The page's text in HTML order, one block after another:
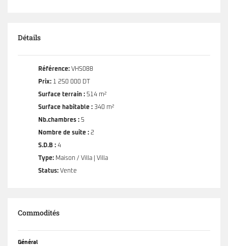
Détails
Référence: VHS088
Prix: 1 250 000 DT
Surface terrain : 514 m²
Surface habitable : 340 m²
Nb.chambres : 5
Nombre de suite : 2
S.D.B : 4
Type: Maison / Villa | Villa
Status: Vente
Commodités
Général